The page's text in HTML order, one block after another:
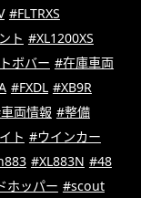
#FLTRXS
ト #XL1200XS
ボバー #在庫車両
#FXDL #XB9R
両情報 #整備
ト #ウインカー
#XL883N #48
ホッパー #scout